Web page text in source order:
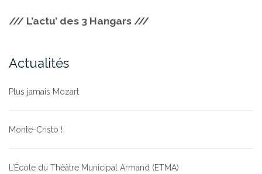
/// L’actu’ des 3 Hangars ///
Actualités
Plus jamais Mozart
Monte-Cristo !
L’École du Théâtre Municipal Armand (ETMA)